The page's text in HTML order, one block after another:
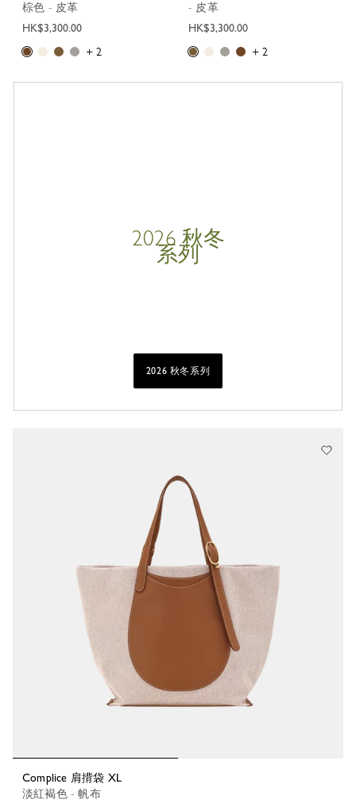
棕色 - 皮革
HK$3,300.00
+ 2
- 皮革
HK$3,300.00
+ 2
2026 秋冬
系列
2026 秋冬系列
Complice 肩揹袋 XL
淡紅褐色 - 帆布